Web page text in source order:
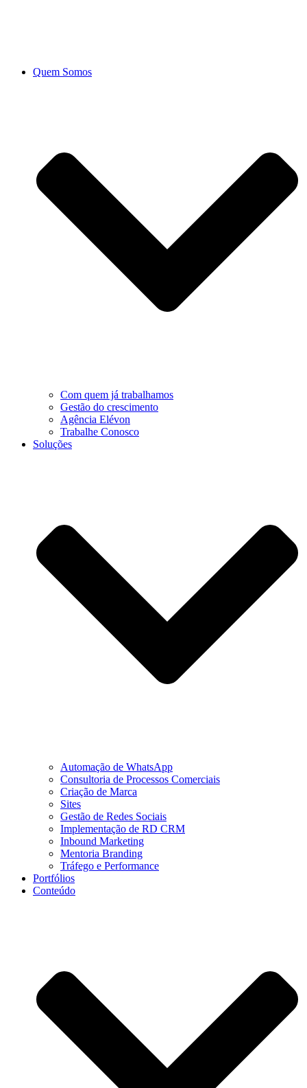
Quem Somos
Com quem já trabalhamos
Gestão do crescimento
Agência Elévon
Trabalhe Conosco
Soluções
Automação de WhatsApp
Consultoria de Processos Comerciais
Criação de Marca
Sites
Gestão de Redes Sociais
Implementação de RD CRM
Inbound Marketing
Mentoria Branding
Tráfego e Performance
Portfólios
Conteúdo